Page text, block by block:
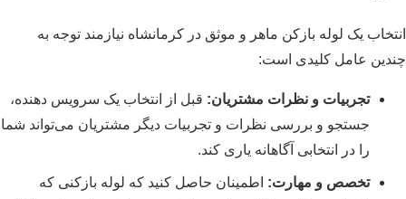
انتخاب یک لوله بازکن ماهر و موثق در کرمانشاه نیازمند توجه به
چندین عامل کلیدی است:
تجربیات و نظرات مشتریان: قبل از انتخاب یک سرویس دهنده،
جستجو و بررسی نظرات و تجربیات دیگر مشتریان می‌تواند شما
را در انتخابی آگاهانه یاری کند.
تخصص و مهارت: اطمینان حاصل کنید که لوله بازکنی که